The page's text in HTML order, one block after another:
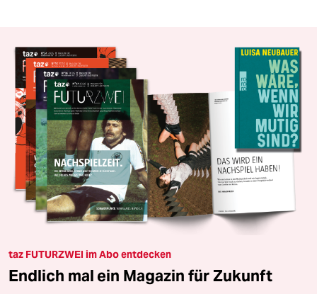
taz FUTURZWEI im Abo entdecken
Endlich mal ein Magazin für Zukunft